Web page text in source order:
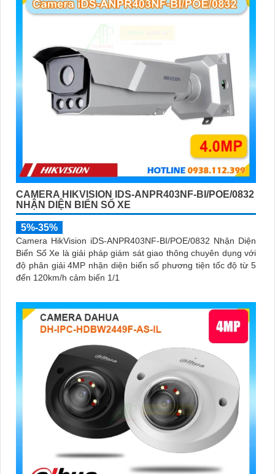
CAMERA HIKVISION IDS-ANPR403NF-BI/POE/0832
NHẬN DIỆN BIỂN SỐ XE
5%-35%
Camera HikVision iDS-ANPR403NF-BI/POE/0832 Nhận Diện
Biển Số Xe là giải pháp giám sát giao thông chuyên dụng với
độ phân giải 4MP nhận diện biển số phương tiện tốc độ từ 5
đến 120km/h cảm biến 1/1